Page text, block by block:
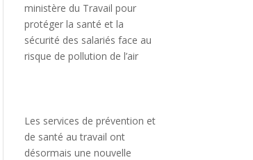
ministère du Travail pour
protéger la santé et la
sécurité des salariés face au
risque de pollution de l’air
Les services de prévention et
de santé au travail ont
désormais une nouvelle